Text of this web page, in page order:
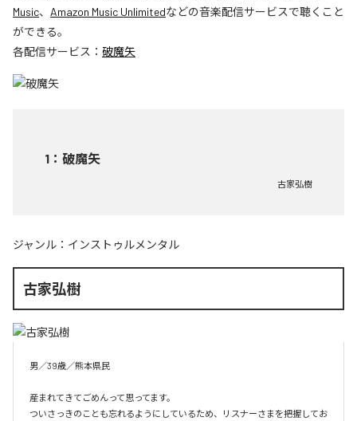
Music、 Amazon Music Unlimitedなどの音楽配信サービスで聴くこと
ができる。
各配信サービス： 破魔矢
1 ： 破魔矢
古家弘樹
ジャンル： インストゥルメンタル
古家弘樹
男／39歳／熊本県民
産まれてきてごめんって思ってます。
ついさっきのことも忘れるようにしているため、リスナーさまを把握してお